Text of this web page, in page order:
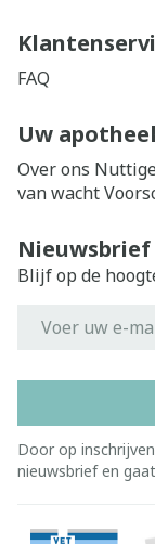
FAQ
Uw
Over ons
van wacht
Nieuwsbrief
Blijf op de
Door op
nieuwsbrief en